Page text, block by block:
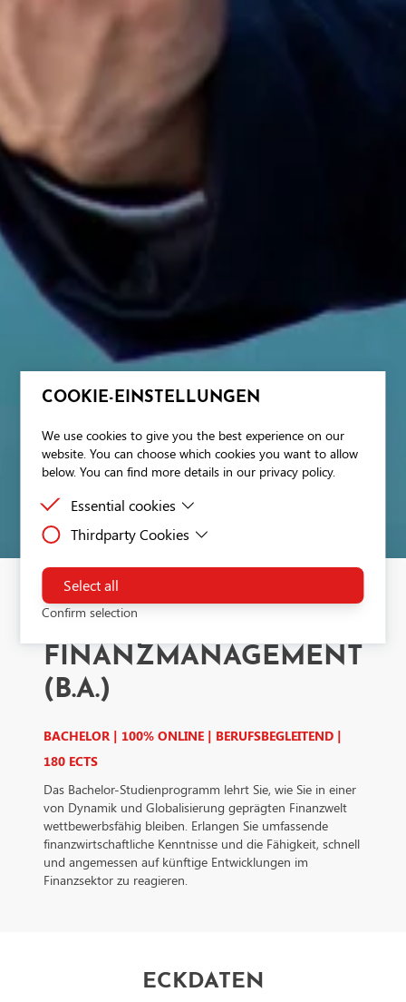
COOKIE-EINSTELLUNGEN
We use cookies to give you the best experience on our
website. You can choose which cookies you want to allow
below. You can find more details in our privacy policy.
Essential cookies
Essential cookies are cookies that are needed for the
Thirdparty Cookies
Third-party cookies are cookies set by third-party
software to enable features such as Google Maps.
Select all
Confirm selection
Betriebswirtschaft und Management
FINANZMANAGEMENT
(B.A.)
BACHELOR | 100% ONLINE | BERUFSBEGLEITEND |
180 ECTS
Das Bachelor-Studienprogramm lehrt Sie, wie Sie in einer
von Dynamik und Globalisierung geprägten Finanzwelt
wettbewerbsfähig bleiben. Erlangen Sie umfassende
finanzwirtschaftliche Kenntnisse und die Fähigkeit, schnell
und angemessen auf künftige Entwicklungen im
Finanzsektor zu reagieren.
ECKDATEN